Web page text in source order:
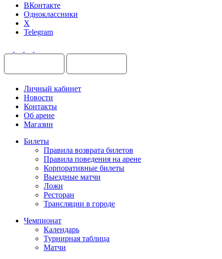
ВКонтакте
Одноклассники
X
Telegram
Личный кабинет
Новости
Контакты
Об арене
Магазин
Билеты
Правила возврата билетов
Правила поведения на арене
Корпоративные билеты
Выездные матчи
Ложи
Ресторан
Трансляции в городе
Чемпионат
Календарь
Турнирная таблица
Матчи